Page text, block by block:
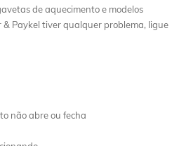
de aquecimento e modelos
& Paykel tiver qualquer problema, ligue
não abre ou fecha